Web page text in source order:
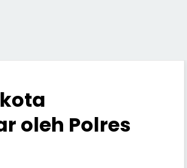
oleh Polres